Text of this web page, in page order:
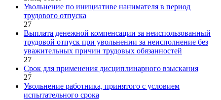
Увольнение по инициативе нанимателя в период
трудового отпуска
27
Выплата денежной компенсации за неиспользованный
трудовой отпуск при увольнении за неисполнение без
уважительных причин трудовых обязанностей
27
Срок для применения дисциплинарного взыскания
27
Увольнение работника, принятого с условием
испытательного срока